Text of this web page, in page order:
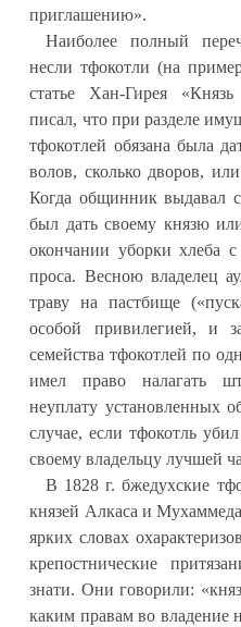
приглашению».
Наиболее полный
несли тфокотли (на
статье Хан-Гирея
писал, что при разделе
тфокотлей обязана была
волов, сколько дворов,
Когда общинник выдавал
был дать своему князю
окончании уборки хлеба
проса. Весною владелец
траву на пастбище
особой привилегией, и
семейства тфокотлей по
имел право налагать
неуплату установленных
случае, если тфокотль
своему владельцу лучшей
В 1828 г. бжедухские
князей Алкаса и
ярких словах
крепостнические
знати. Они говорили:
каким правам во владение